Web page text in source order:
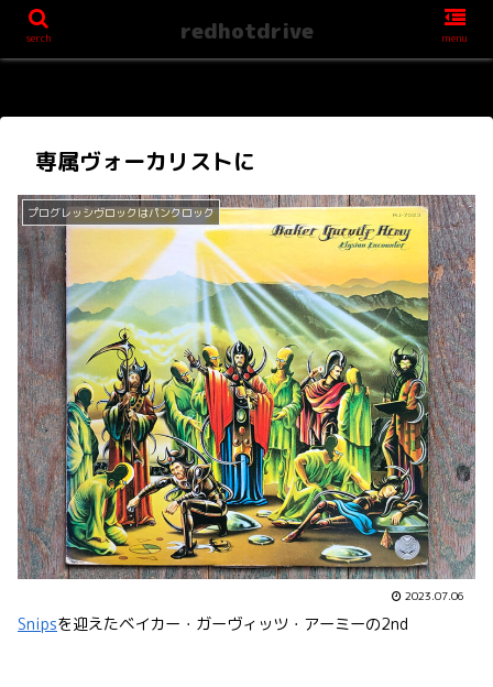
専属ヴォーカリストに
プログレッシヴロックはパンクロック
2023.07.06
Snipsを迎えたベイカー・ガーヴィッツ・アーミーの2nd
serch redhotdrive menu